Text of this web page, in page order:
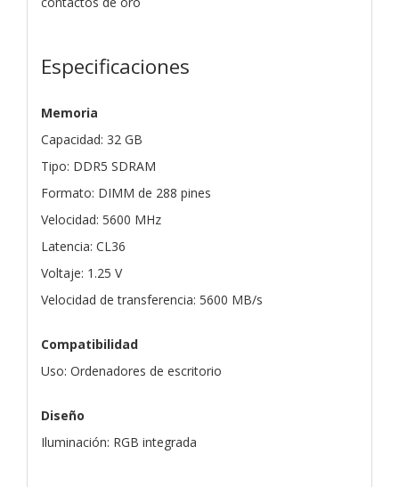
Especificaciones
Memoria
Capacidad: 32 GB
Tipo: DDR5 SDRAM
Formato: DIMM de 288 pines
Velocidad: 5600 MHz
Latencia: CL36
Voltaje: 1.25 V
Velocidad de transferencia: 5600 MB/s
Compatibilidad
Uso: Ordenadores de escritorio
Diseño
Iluminación: RGB integrada